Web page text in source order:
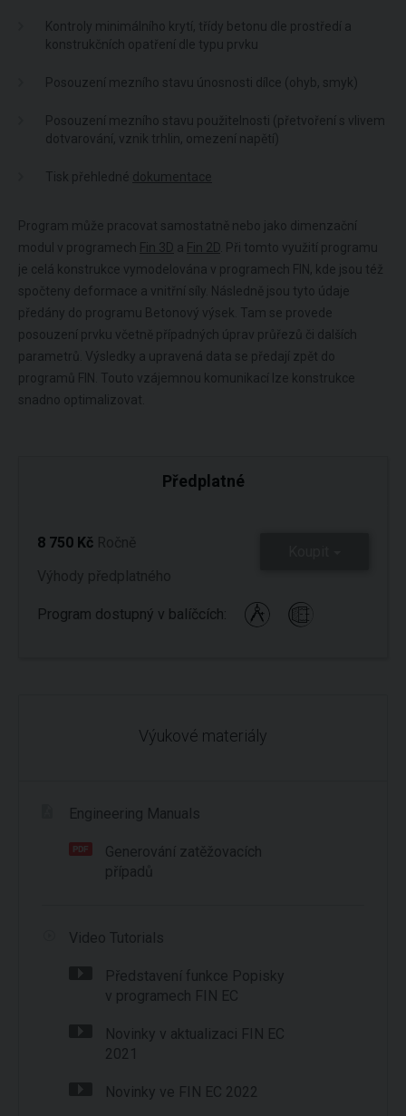
Kontroly minimálního krytí, třídy betonu dle prostředí a
konstrukčních opatření dle typu prvku
Posouzení mezního stavu únosnosti dílce (ohyb, smyk)
Posouzení mezního stavu použitelnosti (přetvoření s vlivem
dotvarování, vznik trhlin, omezení napětí)
Tisk přehledné dokumentace
Program může pracovat samostatně nebo jako dimenzační
modul v programech Fin 3D a Fin 2D . Při tomto využití programu
je celá konstrukce vymodelována v programech FIN, kde jsou též
spočteny deformace a vnitřní síly. Následně jsou tyto údaje
předány do programu Betonový výsek. Tam se provede
posouzení prvku včetně případných úprav průřezů či dalších
parametrů. Výsledky a upravená data se předají zpět do
programů FIN. Touto vzájemnou komunikací lze konstrukce
snadno optimalizovat.
Předplatné
8 750 Kč
Program dostupný v balíčcích:
Výukové materiály
Engineering Manuals
Generování zatěžovacích
případů
Video Tutorials
Představení funkce Popisky
v programech FIN EC
Novinky v aktualizaci FIN EC
2021
Novinky ve FIN EC 2022